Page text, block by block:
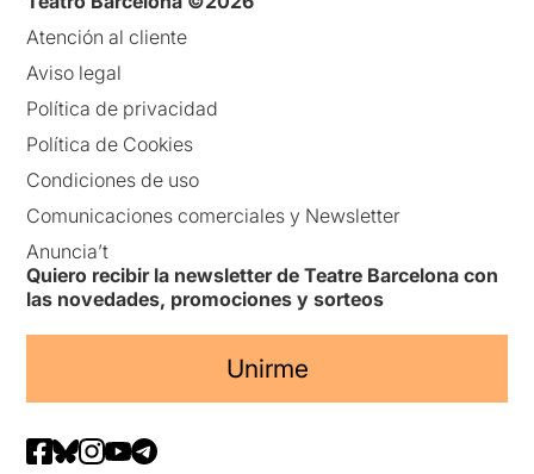
Atención al cliente
Aviso legal
Política de privacidad
Política de Cookies
Condiciones de uso
Comunicaciones comerciales y Newsletter
Anuncia’t
Quiero recibir la newsletter de Teatre Barcelona con
las novedades, promociones y sorteos
Unirme